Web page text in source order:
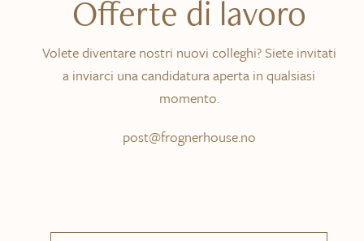
Contattateci
Cercare:
Offerte di lavoro
Volete diventare nostri nuovi colleghi? Siete invitati
a inviarci una candidatura aperta in qualsiasi
momento.
post@frognerhouse.no